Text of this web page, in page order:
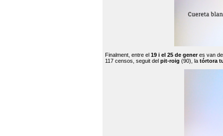
Finalment, entre el 19 i el 25 de generes van
117 censos, seguit del pit-roig (90), la tórtora